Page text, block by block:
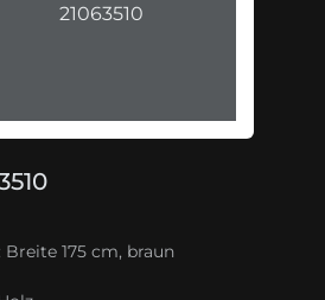
21063510
Breite 175 cm, braun